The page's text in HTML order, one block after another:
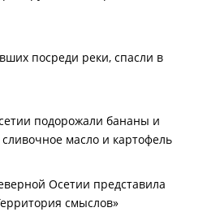
посреди реки, спасли в
подорожали бананы и
масло и картофель
Осетии представила
смыслов»